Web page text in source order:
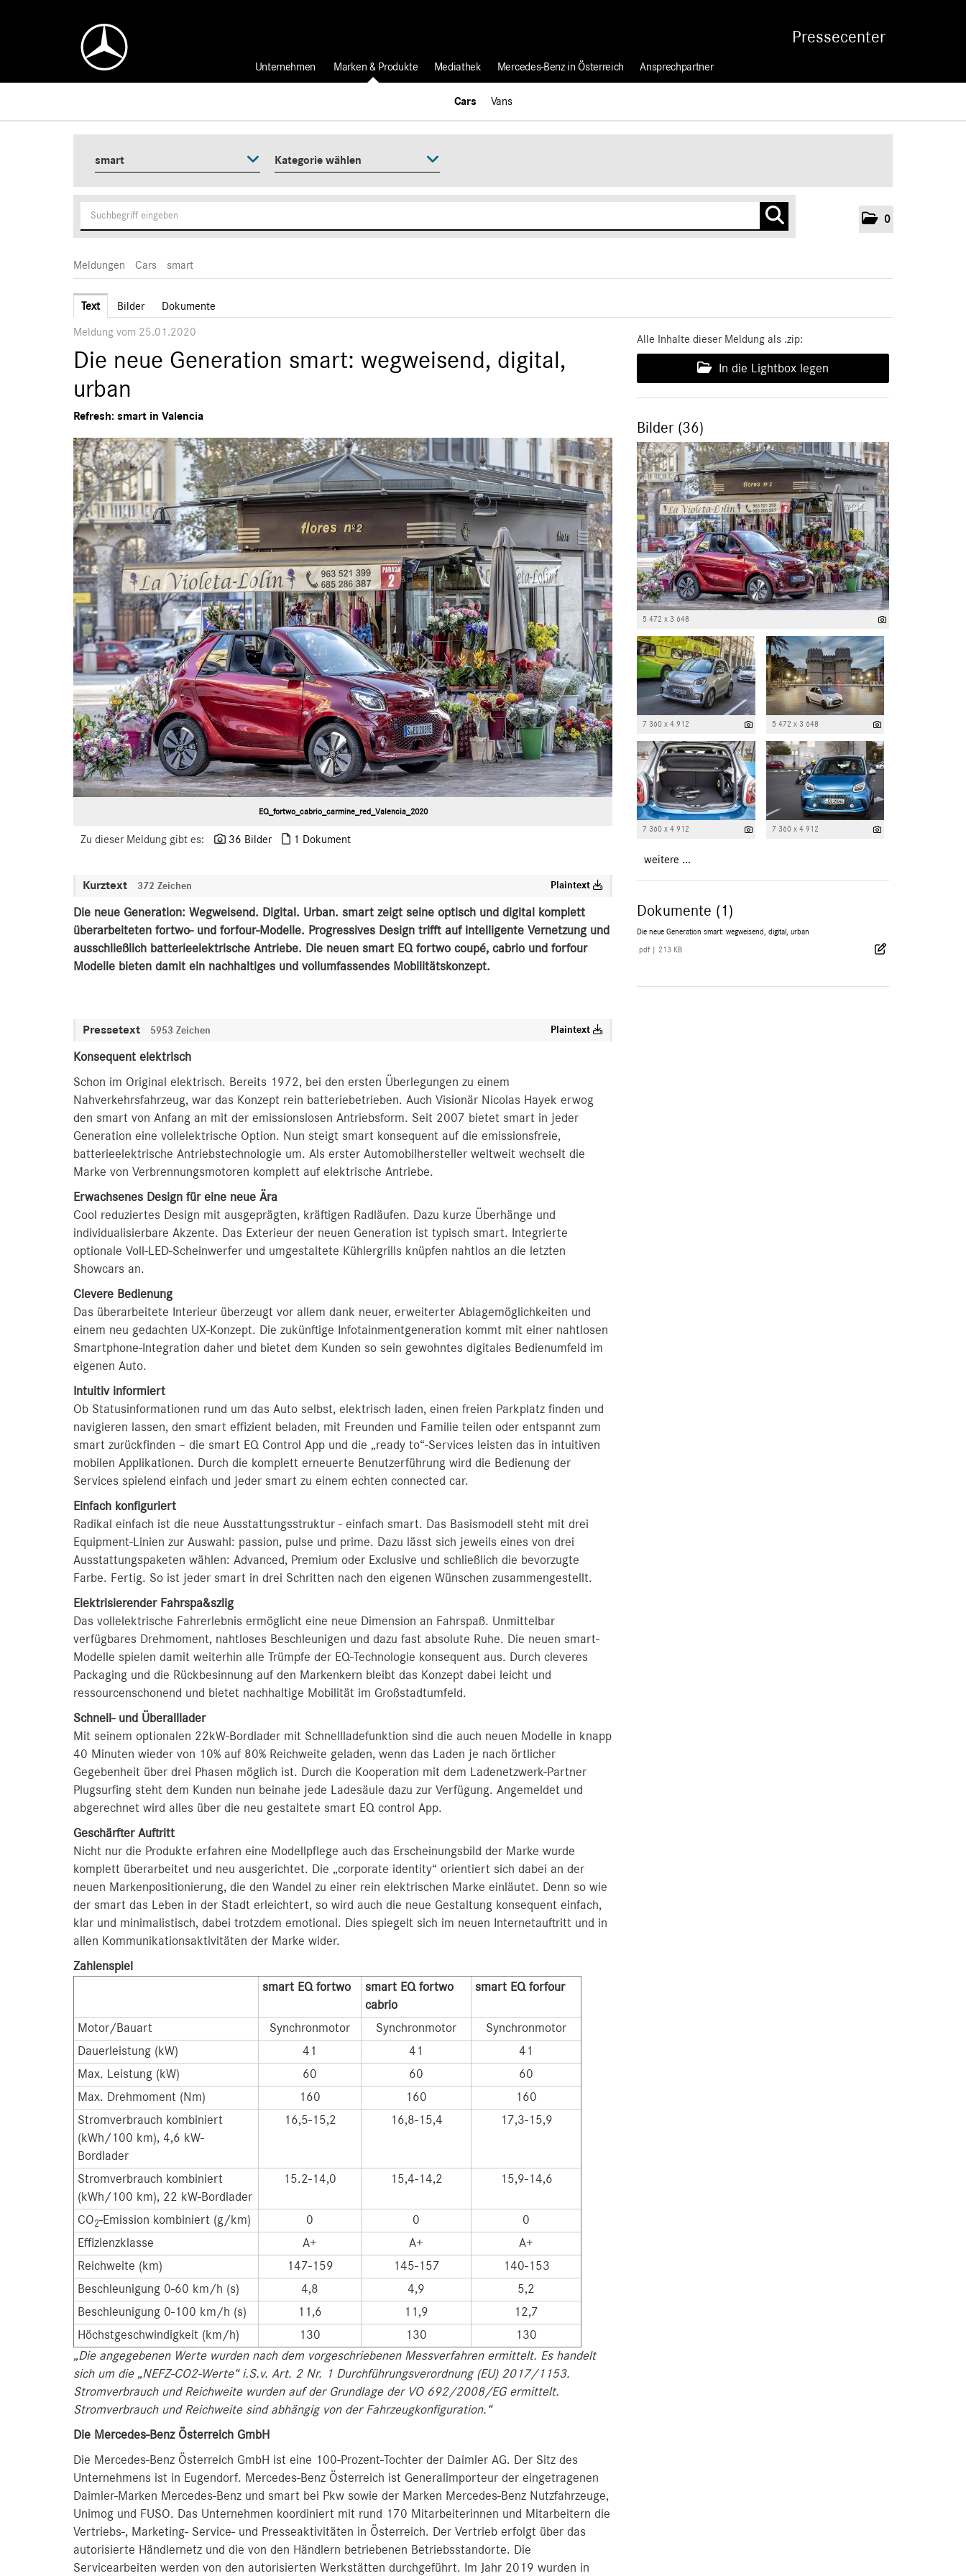
Pressecenter
0
Unternehmen Marken & Produkte
Cars
smart Kategorie wählen
Vans
Mediathek Mercedes-Benz in Österreich Ansprechpartner
Meldungen Cars smart
Text Bilder Dokumente
Meldung vom 25.01.2020
Die neue Generation smart: wegweisend, digital,
urban
Refresh: smart in Valencia
EQ_fortwo_cabrio_carmine_red_Valencia_2020
Zu dieser Meldung gibt es: 36 Bilder 1 Dokument
Kurztext 372 Zeichen Plaintext
Die neue Generation: Wegweisend. Digital. Urban. smart zeigt seine optisch und digital komplett
überarbeiteten fortwo- und forfour-Modelle. Progressives Design trifft auf intelligente Vernetzung und
ausschließlich batterieelektrische Antriebe. Die neuen smart EQ fortwo coupé, cabrio und forfour
Modelle bieten damit ein nachhaltiges und vollumfassendes Mobilitätskonzept.
Pressetext 5953 Zeichen Plaintext
Konsequent elektrisch
Schon im Original elektrisch. Bereits 1972, bei den ersten Überlegungen zu einem
Nahverkehrsfahrzeug, war das Konzept rein batteriebetrieben. Auch Visionär Nicolas Hayek erwog
den smart von Anfang an mit der emissionslosen Antriebsform. Seit 2007 bietet smart in jeder
Generation eine vollelektrische Option. Nun steigt smart konsequent auf die emissionsfreie,
batterieelektrische Antriebstechnologie um. Als erster Automobilhersteller weltweit wechselt die
Marke von Verbrennungsmotoren komplett auf elektrische Antriebe.
Erwachsenes Design für eine neue Ära
Cool reduziertes Design mit ausgeprägten, kräftigen Radläufen. Dazu kurze Überhänge und
individualisierbare Akzente. Das Exterieur der neuen Generation ist typisch smart. Integrierte
optionale Voll-LED-Scheinwerfer und umgestaltete Kühlergrills knüpfen nahtlos an die letzten
Showcars an.
Clevere Bedienung
Das überarbeitete Interieur überzeugt vor allem dank neuer, erweiterter Ablagemöglichkeiten und
einem neu gedachten UX-Konzept. Die zukünftige Infotainmentgeneration kommt mit einer nahtlosen
Smartphone-Integration daher und bietet dem Kunden so sein gewohntes digitales Bedienumfeld im
eigenen Auto.
Intuitiv informiert
Ob Statusinformationen rund um das Auto selbst, elektrisch laden, einen freien Parkplatz finden und
navigieren lassen, den smart effizient beladen, mit Freunden und Familie teilen oder entspannt zum
smart zurückfinden – die smart EQ Control App und die „ready to“-Services leisten das in intuitiven
mobilen Applikationen. Durch die komplett erneuerte Benutzerführung wird die Bedienung der
Services spielend einfach und jeder smart zu einem echten connected car.
Einfach konfiguriert
Radikal einfach ist die neue Ausstattungsstruktur - einfach smart. Das Basismodell steht mit drei
Equipment-Linien zur Auswahl: passion, pulse und prime. Dazu lässt sich jeweils eines von drei
Ausstattungspaketen wählen: Advanced, Premium oder Exclusive und schließlich die bevorzugte
Farbe. Fertig. So ist jeder smart in drei Schritten nach den eigenen Wünschen zusammengestellt.
Elektrisierender Fahrspa&szlig
Das vollelektrische Fahrerlebnis ermöglicht eine neue Dimension an Fahrspaß. Unmittelbar
verfügbares Drehmoment, nahtloses Beschleunigen und dazu fast absolute Ruhe. Die neuen smart-
Modelle spielen damit weiterhin alle Trümpfe der EQ-Technologie konsequent aus. Durch cleveres
Packaging und die Rückbesinnung auf den Markenkern bleibt das Konzept dabei leicht und
ressourcenschonend und bietet nachhaltige Mobilität im Großstadtumfeld.
Schnell- und Überalllader
Mit seinem optionalen 22kW-Bordlader mit Schnellladefunktion sind die auch neuen Modelle in knapp
40 Minuten wieder von 10% auf 80% Reichweite geladen, wenn das Laden je nach örtlicher
Gegebenheit über drei Phasen möglich ist. Durch die Kooperation mit dem Ladenetzwerk-Partner
Plugsurfing steht dem Kunden nun beinahe jede Ladesäule dazu zur Verfügung. Angemeldet und
abgerechnet wird alles über die neu gestaltete smart EQ control App.
Geschärfter Auftritt
Nicht nur die Produkte erfahren eine Modellpflege auch das Erscheinungsbild der Marke wurde
komplett überarbeitet und neu ausgerichtet. Die „corporate identity“ orientiert sich dabei an der
neuen Markenpositionierung, die den Wandel zu einer rein elektrischen Marke einläutet. Denn so wie
der smart das Leben in der Stadt erleichtert, so wird auch die neue Gestaltung konsequent einfach,
klar und minimalistisch, dabei trotzdem emotional. Dies spiegelt sich im neuen Internetauftritt und in
allen Kommunikationsaktivitäten der Marke wider.
Zahlenspiel
smart EQ fortwo
smart EQ fortwo
cabrio
smart EQ forfour
Motor/Bauart Synchronmotor Synchronmotor
Synchronmotor
Dauerleistung (kW)
41 41
41
Max. Leistung (kW)
60 60
60
Max. Drehmoment (Nm)
160 160
160
Stromverbrauch kombiniert
(kWh/100 km), 4,6 kW-
Bordlader
16,5-15,2 16,8-15,4 17,3-15,9
Stromverbrauch kombiniert
(kWh/100 km), 22 kW-Bordlader
15.2-14,0 15,4-14,2 15,9-14,6
CO2-Emission kombiniert (g/km) 0 0
0
Effizienzklasse
A+ A+
A+
Reichweite (km)
147-159 145-157
140-153
Beschleunigung 0-60 km/h (s)
4,8 4,9
5,2
Beschleunigung 0-100 km/h (s)
11,6 11,9
12,7
Höchstgeschwindigkeit (km/h)
130 130
130
„Die angegebenen Werte wurden nach dem vorgeschriebenen Messverfahren ermittelt. Es handelt
sich um die „NEFZ-CO2-Werte“ i.S.v. Art. 2 Nr. 1 Durchführungsverordnung (EU) 2017/1153.
Stromverbrauch und Reichweite wurden auf der Grundlage der VO 692/2008/EG ermittelt.
Stromverbrauch und Reichweite sind abhängig von der Fahrzeugkonfiguration.“
Die Mercedes-Benz Österreich GmbH
Die Mercedes-Benz Österreich GmbH ist eine 100-Prozent-Tochter der Daimler AG. Der Sitz des
Unternehmens ist in Eugendorf. Mercedes-Benz Österreich ist Generalimporteur der eingetragenen
Daimler-Marken Mercedes-Benz und smart bei Pkw sowie der Marken Mercedes-Benz Nutzfahrzeuge,
Unimog und FUSO. Das Unternehmen koordiniert mit rund 170 Mitarbeiterinnen und Mitarbeitern die
Vertriebs-, Marketing- Service- und Presseaktivitäten in Österreich. Der Vertrieb erfolgt über das
autorisierte Händlernetz und die von den Händlern betriebenen Betriebsstandorte. Die
Servicearbeiten werden von den autorisierten Werkstätten durchgeführt. Im Jahr 2019 wurden in
Alle Inhalte dieser Meldung als .zip:
In die Lightbox legen
Bilder (36)
5 472 x 3 648
7 360 x 4 912 5 472 x 3 648
7 360 x 4 912 7 360 x 4 912
weitere ...
Dokumente (1)
Die neue Generation smart: wegweisend, digital, urban
.pdf 213 KB